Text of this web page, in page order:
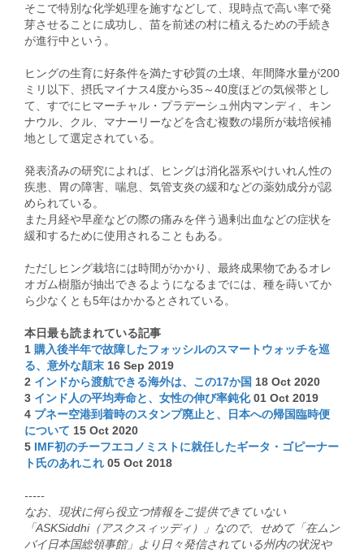
そこで特別な化学処理を施すなどして、現時点で高い率で発
芽させることに成功し、苗を前述の村に植えるための手続き
が進行中という。
ヒングの生育に好条件を満たす砂質の土壌、年間降水量が200
ミリ以下、摂氏マイナス4度から35～40度ほどの気候帯とし
て、すでにヒマーチャル・プラデーシュ州内マンディ、キン
ナウル、クル、マナーリーなどを含む複数の場所が栽培候補
地として選定されている。
発表済みの研究によれば、ヒングは消化器系やけいれん性の
疾患、胃の障害、喘息、気管支炎の緩和などの薬効成分が認
められている。
また月経や早産などの際の痛みを伴う過剰出血などの症状を
緩和するために使用されることもある。
ただしヒング栽培には時間がかかり、最終成果物であるオレ
オガム樹脂が抽出できるようになるまでには、種を蒔いてか
ら少なくとも5年はかかるとされている。
本日最も読まれている記事
1 購入後半年で故障したフォッシルのスマートウォッチを巡
る、意外な顛末 16 Sep 2019
2 インドから渡航できる海外は、この17か国 18 Oct 2020
3 インド人の平均寿命と、女性の伸び率鈍化01 Oct 2019
4 プネー空港到着時のスタンプ廃止と、日本への帰国臨時便
について 15 Oct 2020
5 IMF初のチーフエコノミストに就任したギータ・ゴピーナー
ト氏のあれこれ 05 Oct 2018
-----
なお、現状に何ら役立つ情報をご提供できていない
「ASKSiddhi（アスクスィッディ）」なので、せめて「在ムン
バイ日本国総領事館」より日々発信されている州内の状況や